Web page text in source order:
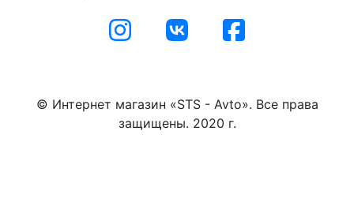
© Интернет магазин «STS - Avto». Все права
защищены. 2020 г.